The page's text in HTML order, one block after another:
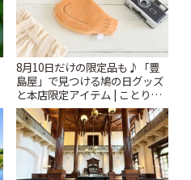
8月10日だけの限定品も♪「豊
島屋」で見つける鳩の日グッズ
と本店限定アイテム | ことりっ
ぷ